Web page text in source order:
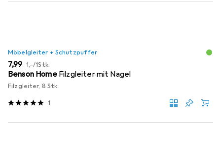
Möbelgleiter + Schutzpuffer
EUR
7,99 EUR
1,–/1Stk.
Benson Home Filzgleiter mit Nagel
Filzgleiter, 8 Stk.
1